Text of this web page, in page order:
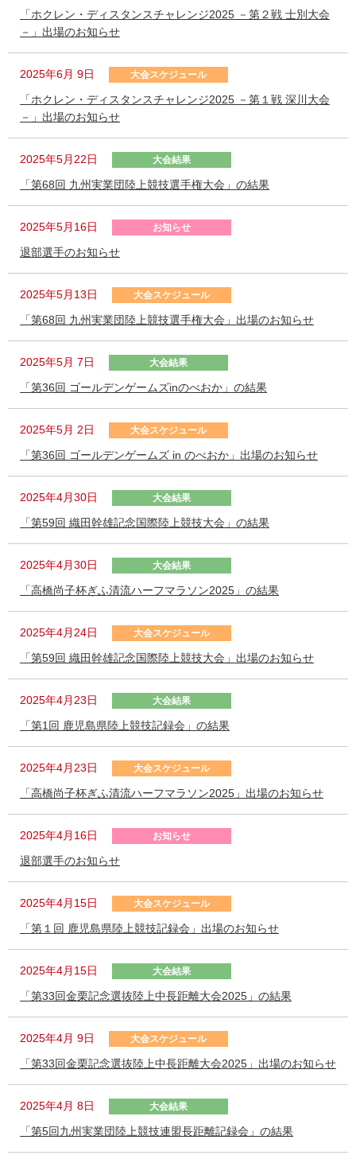
「ホクレン・ディスタンスチャレンジ2025 －第２戦 士別大会
－」出場のお知らせ
2025年6月 9日 大会スケジュール
「ホクレン・ディスタンスチャレンジ2025 －第１戦 深川大会
－」出場のお知らせ
2025年5月22日 大会結果
「第68回 九州実業団陸上競技選手権大会」の結果
2025年5月16日 お知らせ
退部選手のお知らせ
2025年5月13日 大会スケジュール
「第68回 九州実業団陸上競技選手権大会」出場のお知らせ
2025年5月 7日 大会結果
「第36回 ゴールデンゲームズinのべおか」の結果
2025年5月 2日 大会スケジュール
「第36回 ゴールデンゲームズ in のべおか」出場のお知らせ
2025年4月30日 大会結果
「第59回 織田幹雄記念国際陸上競技大会」の結果
2025年4月30日 大会結果
「高橋尚子杯ぎふ清流ハーフマラソン2025」の結果
2025年4月24日 大会スケジュール
「第59回 織田幹雄記念国際陸上競技大会」出場のお知らせ
2025年4月23日 大会結果
「第1回 鹿児島県陸上競技記録会」の結果
2025年4月23日 大会スケジュール
「高橋尚子杯ぎふ清流ハーフマラソン2025」出場のお知らせ
2025年4月16日 お知らせ
退部選手のお知らせ
2025年4月15日 大会スケジュール
「第１回 鹿児島県陸上競技記録会」出場のお知らせ
2025年4月15日 大会結果
「第33回金栗記念選抜陸上中長距離大会2025」の結果
2025年4月 9日 大会スケジュール
「第33回金栗記念選抜陸上中長距離大会2025」出場のお知らせ
2025年4月 8日 大会結果
「第5回九州実業団陸上競技連盟長距離記録会」の結果